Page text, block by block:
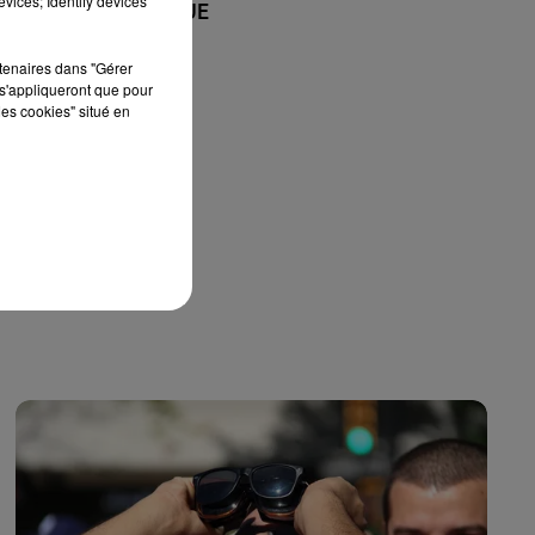
+ DE MUSIQUE
dans "Gérer
que pour
cookies" situé en